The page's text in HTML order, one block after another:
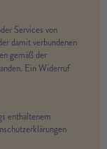
Services von
damit verbundenen
gemäß der
Ein Widerruf
enthaltenem